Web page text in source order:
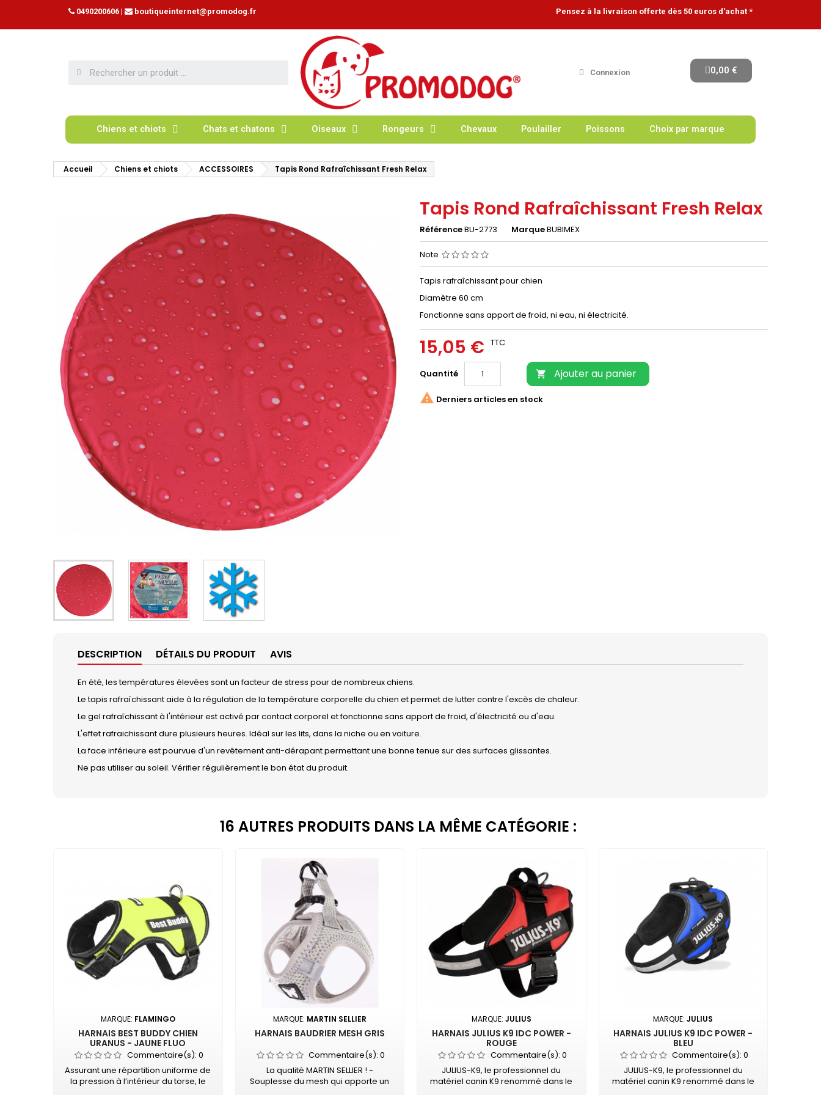
0490200606 | boutiqueinternet@promodog.fr Pensez à la livraison offerte dès 50 euros d'achat *
Connexion 0,00 €
Chiens et chiots Chats et chatons Oiseaux Rongeurs Chevaux Poulailler Poissons Choix par marque
Accueil Chiens et chiots ACCESSOIRES Tapis Rond Rafraîchissant Fresh Relax
Tapis Rond Rafraîchissant Fresh Relax
RéférenceBU-2773 MarqueBUBIMEX
Note
Tapis rafraîchissant pour chien
Diamètre 60 cm
Fonctionne sans apport de froid, ni eau, ni électricité.
15,05 € TTC
Quantité  Ajouter au panier
 Derniers articles en stock
DESCRIPTION DÉTAILS DU PRODUIT AVIS
En été, les températures élevées sont un facteur de stress pour de nombreux chiens.
Le tapis rafraîchissant aide à la régulation de la température corporelle du chien et permet de lutter contre l'excès de chaleur.
Le gel rafraîchissant à l'intérieur est activé par contact corporel et fonctionne sans apport de froid, d'électricité ou d'eau.
L'effet rafraichissant dure plusieurs heures. Idéal sur les lits, dans la niche ou en voiture.
La face inférieure est pourvue d'un revêtement anti-dérapant permettant une bonne tenue sur des surfaces glissantes.
Ne pas utiliser au soleil. Vérifier régulièrement le bon état du produit.
16 AUTRES PRODUITS DANS LA MÊME CATÉGORIE :
MARQUE: FLAMINGO
HARNAIS BEST BUDDY CHIEN
URANUS - JAUNE FLUO
Commentaire(s): 0
Assurant une répartition uniforme de
la pression à l’intérieur du torse, le
MARQUE: MARTIN SELLIER
HARNAIS BAUDRIER MESH GRIS
Commentaire(s):0
La qualité MARTIN SELLIER ! -
Souplesse du mesh qui apporte un
MARQUE: JULIUS
HARNAIS JULIUS K9 IDC POWER -
ROUGE
Commentaire(s): 0
JULIUS-K9, le professionnel du
matériel canin K9 renommé dans le
MARQUE:JULIUS
HARNAIS JULIUS K9 IDC POWER -
BLEU
Commentaire(s):0
JULIUS-K9, le professionnel du
matériel canin K9 renommé dans le